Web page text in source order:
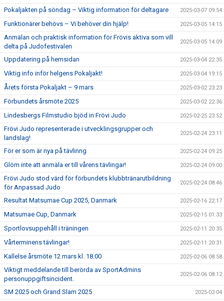
Pokaljakten på söndag – Viktig information för deltagare 2025-03-07 09:54
Funktionärer behövs – Vi behöver din hjälp! 2025-03-05 14:15
Anmälan och praktisk information för Frövis aktiva som vill
delta på Judofestivalen
2025-03-05 14:09
Uppdatering på hemsidan 2025-03-04 22:35
Viktig info inför helgens Pokaljakt! 2025-03-04 19:15
Årets första Pokaljakt – 9 mars 2025-03-02 23:23
Förbundets årsmöte 2025 2025-03-02 22:36
Lindesbergs Filmstudio bjöd in Frövi Judo 2025-02-25 23:52
Frövi Judo representerade i utvecklingsgrupper och
landslag!
2025-02-24 23:11
För er som är nya på tävlinng 2025-02-24 09:25
Glöm inte att anmäla er till vårens tävlingar! 2025-02-24 09:00
Frövi Judo stod värd för förbundets klubbtränarutbildning
för Anpassad Judo
2025-02-24 08:46
Resultat Matsumae Cup 2025, Danmark 2025-02-16 22:17
Matsumae Cup, Danmark 2025-02-15 01:33
Sportlovsuppehåll i träningen 2025-02-11 20:35
Vårterminens tävlingar! 2025-02-11 20:31
Kallelse årsmöte 12 mars kl. 18.00 2025-02-06 08:58
Viktigt meddelande till berörda av SportAdmins
personuppgiftsincident.
2025-02-06 08:12
SM 2025 och Grand Slam 2025 2025-02-04